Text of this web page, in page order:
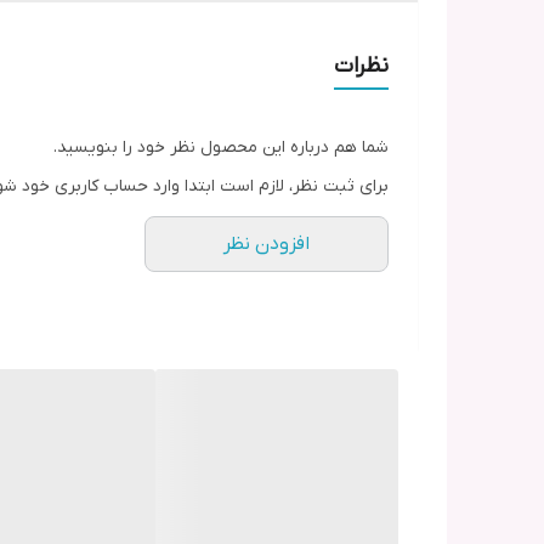
نظرات
شما هم درباره این محصول نظر خود را بنویسید.
برای ثبت نظر، لازم است ابتدا وارد حساب کاربری خود
افزودن نظر